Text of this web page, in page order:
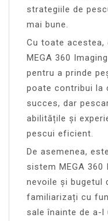
strategiile de
mai bune.
Cu toate
MEGA 360
pentru a prinde
poate contribui la
succes, dar
abilitățile și
pescui eficient.
De asemenea,
sistem MEGA
nevoile și bugetul
familiarizați cu
sale înainte de a-